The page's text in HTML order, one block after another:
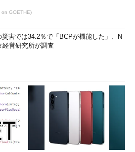
on GOETHE)
災害では34.2％で「BCPが機能した」、N
経営研究所が調査